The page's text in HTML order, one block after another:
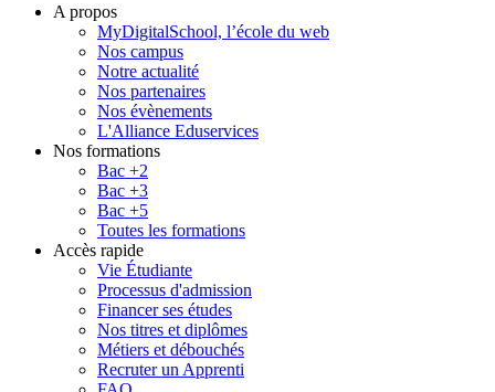
A propos
MyDigitalSchool, l’école du web
Nos campus
Notre actualité
Nos partenaires
Nos évènements
L'Alliance Eduservices
Nos formations
Bac +2
Bac +3
Bac +5
Toutes les formations
Accès rapide
Vie Étudiante
Processus d'admission
Financer ses études
Nos titres et diplômes
Métiers et débouchés
Recruter un Apprenti